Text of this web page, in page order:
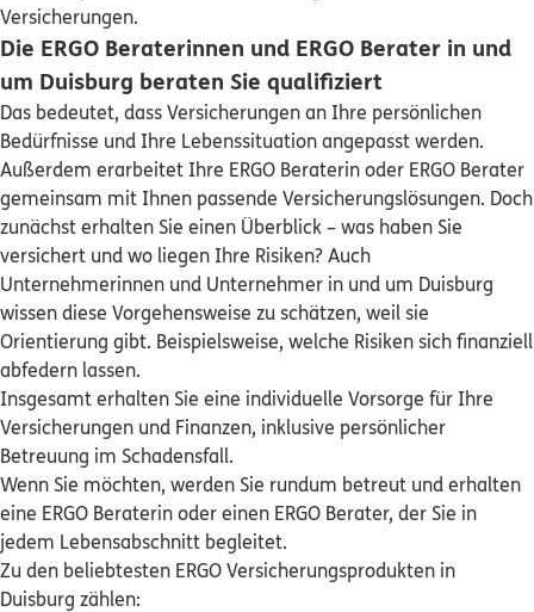
Schaden oder Leistungsfall melden
Bequem online oder telefonisch
Rechnung einreichen
ERGO Berater finden
Kundenportal Log-in
Klaus Shabani
Hingbergstr. 319,45472 Mülheim (2.3 km)
Homepage besuchen
ERGO
Atila Iscan
Düsseldorfer Str. 448,47055 Duisburg(2.7 km)
Homepage besuchen
Michael Schlagregen
Düsseldorfer Str. 448,47055 Duisburg(2.7 km)
Homepage besuchen
5/5 ERGO
Holger Orths
Bergiusstr. 48,47119
Homepage besuchen
Eberhard Kühn
Hochstraße 17 Duisburg (3.8 km)
Versicherungen.
Die ERGO Beraterinnen und ERGO Berater in und
um Duisburg beraten Sie qualifiziert
Das bedeutet, dass Versicherungen an Ihre persönlichen
Bedürfnisse und Ihre Lebenssituation angepasst werden.
Außerdem erarbeitet Ihre ERGO Beraterin oder ERGO Berater
gemeinsam mit Ihnen passende Versicherungslösungen. Doch
zunächst erhalten Sie einen Überblick – was haben Sie
versichert und wo liegen Ihre Risiken? Auch
Unternehmerinnen und Unternehmer in und um Duisburg
wissen diese Vorgehensweise zu schätzen, weil sie
Orientierung gibt. Beispielsweise, welche Risiken sich finanziell
abfedern lassen.
Insgesamt erhalten Sie eine individuelle Vorsorge für Ihre
Versicherungen und Finanzen, inklusive persönlicher
Betreuung im Schadensfall.
Wenn Sie möchten, werden Sie rundum betreut und erhalten
eine ERGO Beraterin oder einen ERGO Berater, der Sie in
jedem Lebensabschnitt begleitet.
Zu den beliebtesten ERGO Versicherungsprodukten in
Duisburg zählen: